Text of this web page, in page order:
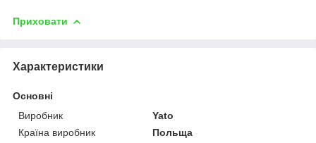
Приховати
Характеристики
Основні
Виробник
Yato
Країна виробник
Польща